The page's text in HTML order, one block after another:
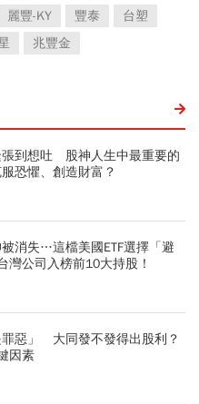
麗豐-KY 豐泰
台塑
兆豐金
張到想吐 股神人生中最重要的
恐懼、創造財富？
消失…這檔美國ETF選擇「避
灣公司入榜前10大持股！
惡」 大同發不發得出股利？
因素